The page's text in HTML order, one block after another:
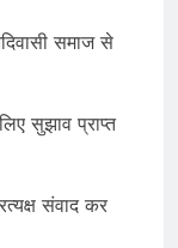
समाज से
सुझाव प्राप्त
संवाद कर